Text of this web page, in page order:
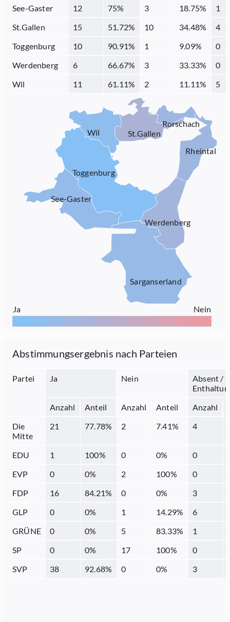
See-Gaster
12 75% 3 18.75%
1
St.Gallen
15 51.72% 10 34.48%
4
Toggenburg
10 90.91% 1 9.09%
0
Werdenberg
6 66.67% 3 33.33%
0
Wil
11 61.11% 2 11.11% 5
Wil
Toggenburg
See-Gaster
Sarganserland
Werdenberg
Rheintal
Rorschach
St.Gallen
Ja Nein
Abstimmungsergebnis nach Parteien
Partei Ja Nein
Absent /
Anzahl
Anteil Anzahl Anteil Anzahl
Die
Mitte
21 77.78% 2 7.41% 4
EDU 1 100% 0 0% 0
EVP
0 0% 2 100% 0
FDP
16 84.21% 0 0% 3
GLP
0 0% 1 14.29% 6
GRÜNE
0 0% 5 83.33% 1
SP
0 0% 17 100% 0
SVP
38 92.68% 0 0% 3